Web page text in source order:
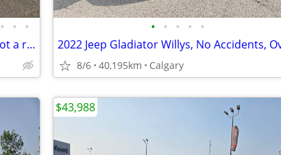
• • •
2021 Ford Bronco Sport Outer Banks, Not a rebuild,Service Histoy#11175
• • • • •
8/6 40,195km Calgary
$43,988